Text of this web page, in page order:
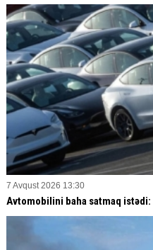
7 Avqust 2026 13:30
Avtomobilini baha satmaq istədi: